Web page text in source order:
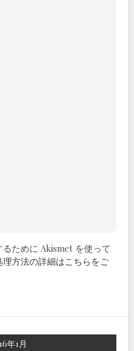
ために Akismet を使って
方法の詳細はこちらをご
年1月